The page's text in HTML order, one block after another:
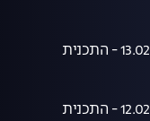
אמנון לוי 13.02.24 - התכנית
אמנון לוי 12.02.24 - התכנית